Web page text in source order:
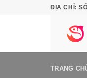
ĐỊA CHỈ:
TRANG